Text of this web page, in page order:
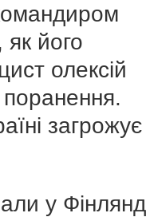
як його
олексій
загрожує
у